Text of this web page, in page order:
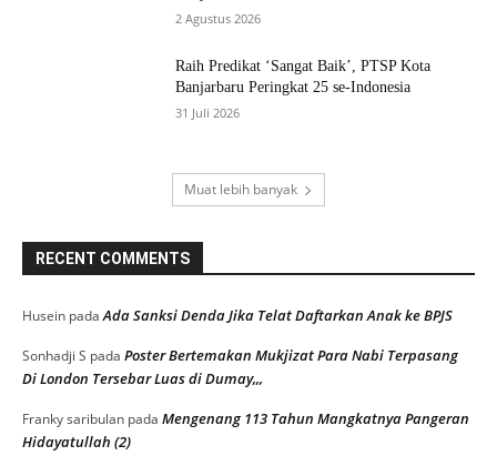
2 Agustus 2026
Raih Predikat ‘Sangat Baik’, PTSP Kota
Banjarbaru Peringkat 25 se-Indonesia
31 Juli 2026
Muat lebih banyak
RECENT COMMENTS
Husein padaAda Sanksi Denda Jika Telat Daftarkan Anak ke BPJS
Sonhadji S pada Poster Bertemakan Mukjizat Para Nabi Terpasang
Di London Tersebar Luas di Dumay,,,
Franky saribulan pada Mengenang 113 Tahun Mangkatnya Pangeran
Hidayatullah (2)